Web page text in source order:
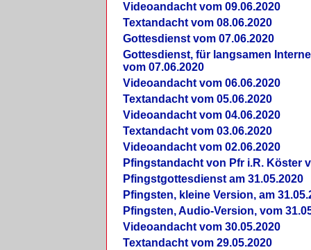
Videoandacht vom 09.06.2020
Textandacht vom 08.06.2020
Gottesdienst vom 07.06.2020
Gottesdienst, für langsamen
vom 07.06.2020
Videoandacht vom 06.06.2020
Textandacht vom 05.06.2020
Videoandacht vom 04.06.2020
Textandacht vom 03.06.2020
Videoandacht vom 02.06.2020
Pfingstandacht von Pfr i.R. Köster
Pfingstgottesdienst am 31.05.2020
Pfingsten, kleine Version, am
Pfingsten, Audio-Version, vom
Videoandacht vom 30.05.2020
Textandacht vom 29.05.2020